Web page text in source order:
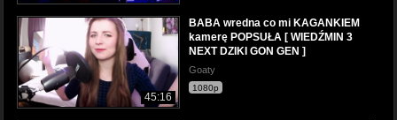
45:16
BABA wredna co mi KAGANKIEM
kamerę POPSUŁA [ WIEDŹMIN 3
NEXT DZIKI GON GEN ]
Goaty
1080p